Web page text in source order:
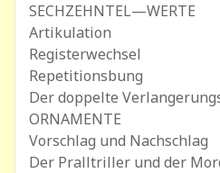
SECHZEHNTEL—WERTE
Artikulation
Registerwechsel
Repetitionsbung
Der doppelte
ORNAMENTE
Vorschlag und Nachschlag
Der Pralltriller und der